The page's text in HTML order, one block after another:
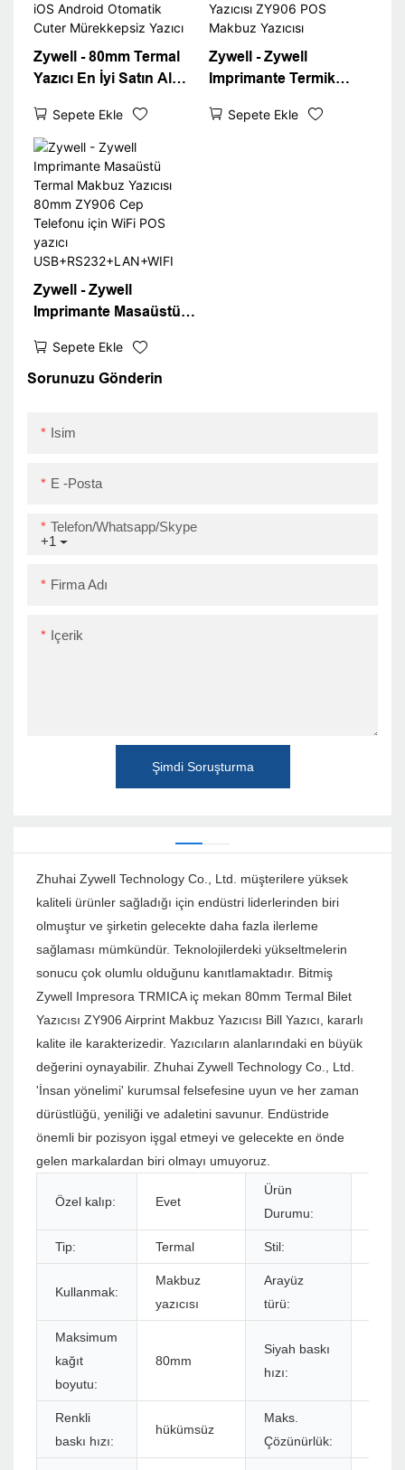
Zywell - 80mm Termal
Yazıcı En İyi Satın Al
yazıcısı iOS Android
Otomatik Cuter
Mürekkepsiz Yazıcı
Sepete Ekle
Zywell - Zywell
Imprimante Termik
Makbuz Yazıcısı ZY906
Sepete Ekle
Zywell - Zywell
Imprimante Masaüstü
80mm ZY906 Cep
Telefonu için WiFi POS
Sepete Ekle
Sorunuzu Gönderin
Isim
E -posta
+1
Telefon/Whatsapp/Skype
Firma Adı
Içerik
Şimdi Soruşturma
Zhuhai Zywell Technology Co., Ltd. müşterilere yüksek
kaliteli ürünler sağladığı için endüstri liderlerinden biri
olmuştur ve şirketin gelecekte daha fazla ilerleme
sağlaması mümkündür. Teknolojilerdeki yükseltmelerin
sonucu çok olumlu olduğunu kanıtlamaktadır. Bitmiş
Zywell Impresora TRMICA iç mekan 80mm Termal Bilet
Yazıcısı ZY906 Airprint Makbuz Yazıcısı Bill Yazıcı, kararlı
kalite ile karakterizedir. Yazıcıların alanlarındaki en büyük
değerini oynayabilir. Zhuhai Zywell Technology Co., Ltd.
'İnsan yönelimi' kurumsal felsefesine uyun ve her zaman
dürüstlüğü, yeniliği ve adaletini savunur. Endüstride
önemli bir pozisyon işgal etmeyi ve gelecekte en önde
gelen markalardan biri olmayı umuyoruz.
Özel kalıp: Evet
Ürün
Durumu:
Tip: Termal Stil:
Kullanmak:
Makbuz
yazıcısı
Arayüz
türü:
Maksimum
kağıt
boyutu:
80mm
Siyah baskı
hızı:
Renkli
baskı hızı:
hükümsüz
Maks.
Çözünürlük: